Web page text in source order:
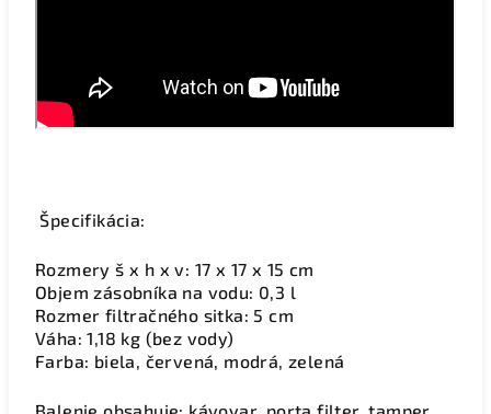
Špecifikácia:
Rozmery š x h x v: 17 x 17 x 15 cm
Objem zásobníka na vodu: 0,3 l
Rozmer filtračného sitka: 5 cm
Váha: 1,18 kg (bez vody)
Farba: biela, červená, modrá, zelená